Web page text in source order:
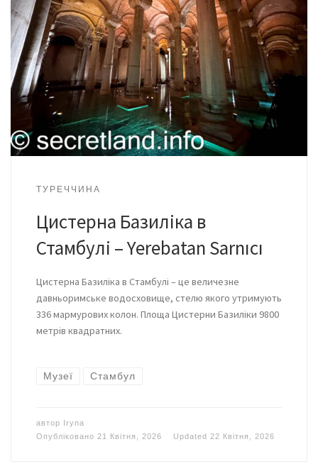
ТУРЕЧЧИНА
Цистерна Базиліка в
Стамбулі – Yerebatan Sarnıcı
Цистерна Базиліка в Стамбулі – це величезне
давньоримське водосховище, стелю якого утримують
336 мармурових колон. Площа Цистерни Базиліки 9800
метрів квадратних.
Музеї Стамбул
автор
Iryna
Опубліковано 21 Квітня, 2026 Updated 22 Квітня, 2026